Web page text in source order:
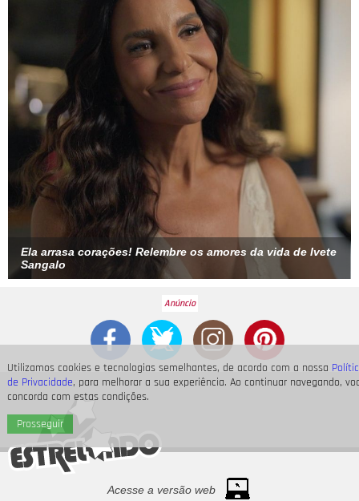
Utilizamos cookies e tecnologias semelhantes, de acordo com a nossa
de Privacidade, para melhorar a sua experiência. Ao continuar navegando,
concorda com estas condições.
Prosseguir
Ela arrasa corações! Relembre os amores da vida de Ivete
Sangalo
Acesse a versão web